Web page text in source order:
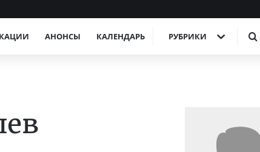
АНОНСЫ КАЛЕНДАРЬ РУБРИКИ